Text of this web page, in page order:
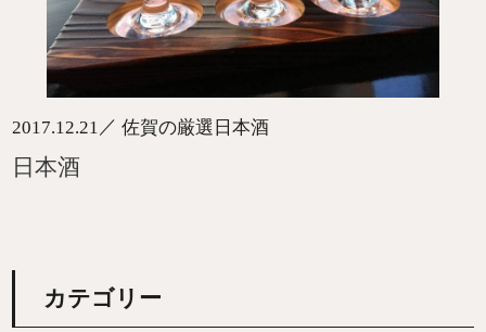
2017.12.21 ／佐賀の厳選日本酒
日本酒
カテゴリー